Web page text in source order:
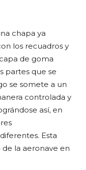
chapa ya
los recuadros y
de goma
partes que se
se somete a un
controlada y
así, en
Esta
la aeronave en